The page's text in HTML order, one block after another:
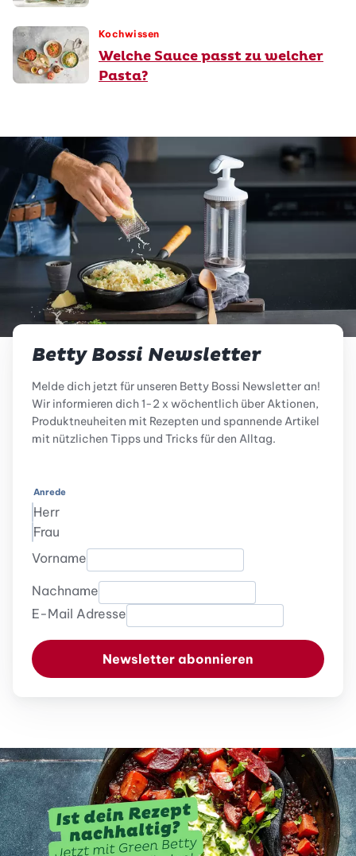
Kochwissen
Welche Sauce passt zu welcher
Pasta?
Betty Bossi Newsletter
Melde dich jetzt für unseren Betty Bossi Newsletter an!
Wir informieren dich 1-2 x wöchentlich über Aktionen,
Produktneuheiten mit Rezepten und spannende Artikel
mit nützlichen Tipps und Tricks für den Alltag.
Anrede
Herr
Frau
Vorname
Nachname
E-Mail Adresse
Newsletter abonnieren